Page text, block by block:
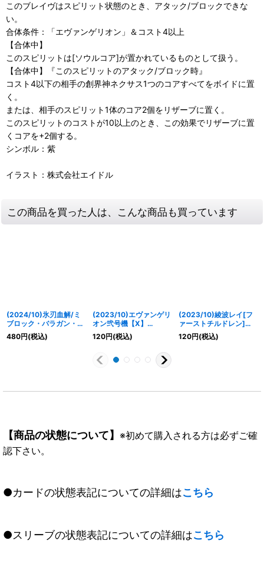
このブレイヴはスピリット状態のとき、アタック/ブロックできな
い。
合体条件：「エヴァンゲリオン」＆コスト4以上
【合体中】
このスピリットは[ソウルコア]が置かれているものとして扱う。
【合体中】『このスピリットのアタック/ブロック時』
コスト4以下の相手の創界神ネクサス1つのコアすべてをボイドに置
く。
または、相手のスピリット1体のコア2個をリザーブに置く。
このスピリットのコストが10以上のとき、この効果でリザーブに置
くコアを+2個する。
シンボル：紫
イラスト：株式会社エイドル
この商品を買った人は、こんな商品も買っています
(2024/10)氷刃血解/ミ
ブロック・バラガン・オ
リジン(ガレット・レヴ
ォイラスト)【CP】
480円(税込)
(2023/10)エヴァンゲリ
オン弐号機【X】
{PC12-X01}《多》
120円(税込)
(2023/10)綾波レイ[フ
ァーストチルドレン]
【PC】{PC12-002}
《多》
120円(税込)
【商品の状態について】 ※初めて購入される方は必ずご確
認下さい。
●カードの状態表記についての詳細はこちら
●スリーブの状態表記についての詳細はこちら